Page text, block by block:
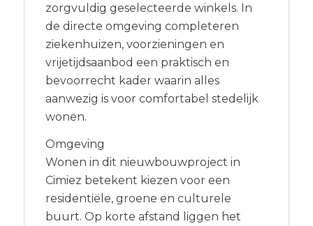
zorgvuldig geselecteerde winkels. In
de directe omgeving completeren
ziekenhuizen, voorzieningen en
vrijetijdsaanbod een praktisch en
bevoorrecht kader waarin alles
aanwezig is voor comfortabel stedelijk
wonen.
Omgeving
Wonen in dit nieuwbouwproject in
Cimiez betekent kiezen voor een
residentiële, groene en culturele
buurt. Op korte afstand liggen het